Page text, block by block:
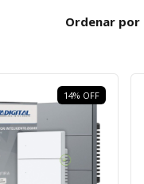
Ordenar por
14% OFF